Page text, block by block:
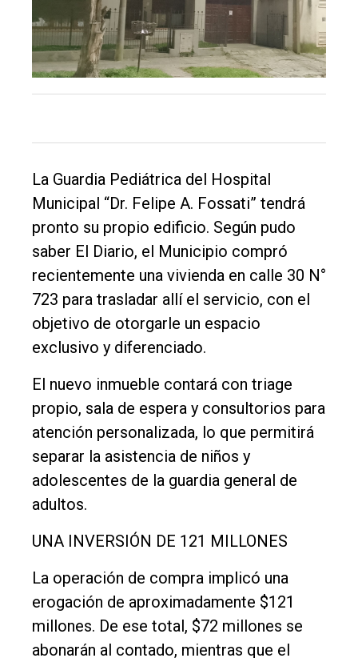
Tendencia
Int.
General
Rural
Deportes
Fúnebres
Edición
Empresa
Nosotros
La Guardia Pediátrica del Hospital
Municipal “Dr. Felipe A. Fossati” tendrá
pronto su propio edificio. Según pudo
saber El Diario, el Municipio compró
recientemente una vivienda en calle 30 N°
723 para trasladar allí el servicio, con el
objetivo de otorgarle un espacio
exclusivo y diferenciado.
El nuevo inmueble contará con triage
propio, sala de espera y consultorios para
atención personalizada, lo que permitirá
separar la asistencia de niños y
adolescentes de la guardia general de
adultos.
UNA INVERSIÓN DE 121 MILLONES
La operación de compra implicó una
erogación de aproximadamente $121
millones. De ese total, $72 millones se
abonarán al contado, mientras que el